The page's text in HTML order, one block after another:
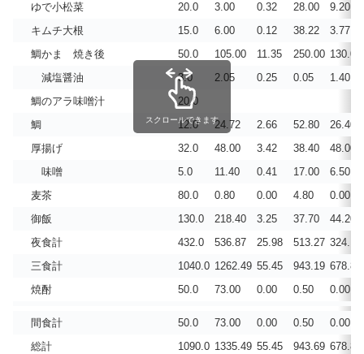
ゆで小松菜
20.0 3.00 0.32 28.00
9.20
キムチ大根
15.0 6.00 0.12 38.22
3.77
鯛かま 焼き後
50.0 105.00 11.35 250.00 130.00
減塩醤油
3.0 2.05 0.25 0.05
1.40
鯛のアラ味噌汁
20.0
鯛
12.0 24.72 2.66 52.80
26.40
厚揚げ
32.0 48.00 3.42 38.40
48.00
味噌
5.0 11.40 0.41 17.00
6.50
麦茶
80.0 0.80 0.00 4.80
0.00
御飯
130.0 218.40 3.25 37.70
44.20
夜食計
432.0 536.87 25.98 513.27 324.12
三食計
1040.0 1262.49 55.45 943.19 678.89
焼酎
50.0 73.00 0.00 0.50 0.00
間食計 50.0 73.00 0.00 0.50
0.00
総計
1090.0 1335.49 55.45 943.69 678.89
スクロールできます